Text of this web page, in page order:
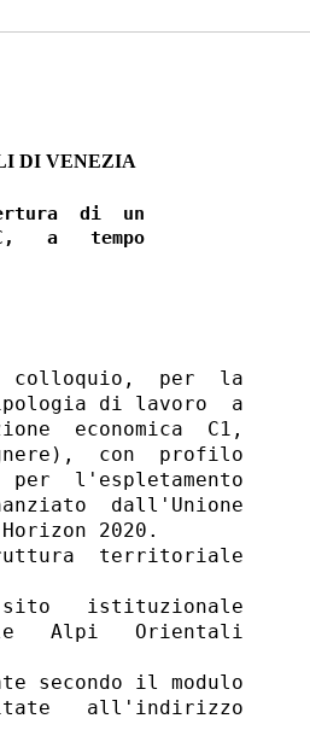
DI VENEZIA
di  un
a   tempo
colloquio,  per  la
di lavoro  a
economica  C1,
con  profilo
per  l'espletamento
dall'Unione
2020.
territoriale
istituzionale
Alpi   Orientali
secondo il modulo
all'indirizzo